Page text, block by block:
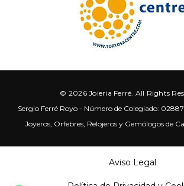
© 2026 Joieria Ferré. All Rights
Sergio Ferré Royo - Número de Colegiado:
Joyeros, Orfebres, Relojeros y Gemólogos de
Aviso Legal